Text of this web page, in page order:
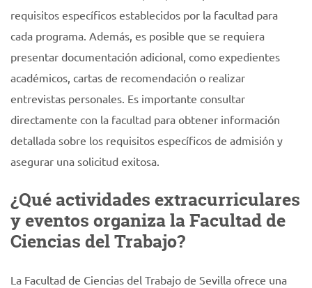
requisitos específicos establecidos por la facultad para
cada programa. Además, es posible que se requiera
presentar documentación adicional, como expedientes
académicos, cartas de recomendación o realizar
entrevistas personales. Es importante consultar
directamente con la facultad para obtener información
detallada sobre los requisitos específicos de admisión y
asegurar una solicitud exitosa.
¿Qué actividades extracurriculares
y eventos organiza la Facultad de
Ciencias del Trabajo?
La Facultad de Ciencias del Trabajo de Sevilla ofrece una